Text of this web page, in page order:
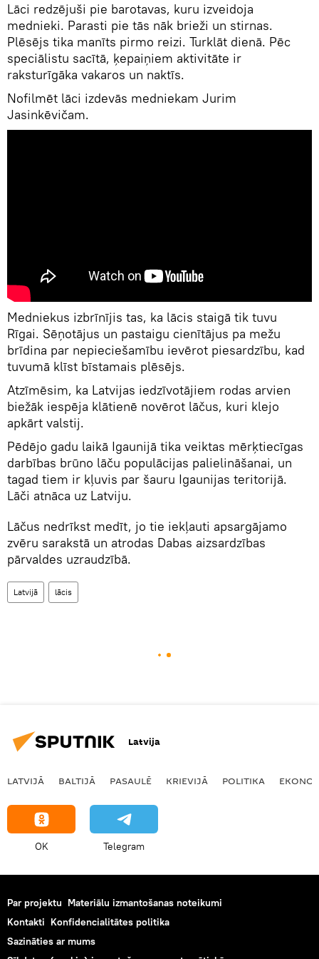
Lāci redzējuši pie barotavas, kuru izveidoja
mednieki. Parasti pie tās nāk brieži un stirnas.
Plēsējs tika manīts pirmo reizi. Turklāt dienā. Pēc
speciālistu sacītā, ķepaiņiem aktivitāte ir
raksturīgāka vakaros un naktīs.
Nofilmēt lāci izdevās medniekam Jurim
Jasinkēvičam.
Medniekus izbrīnījis tas, ka lācis staigā tik tuvu
Rīgai. Sēņotājus un pastaigu cienītājus pa mežu
brīdina par nepieciešamību ievērot piesardzību, kad
tuvumā klīst bīstamais plēsējs.
Atzīmēsim, ka Latvijas iedzīvotājiem rodas arvien
biežāk iespēja klātienē novērot lāčus, kuri klejo
apkārt valstij.
Pēdējo gadu laikā Igaunijā tika veiktas mērķtiecīgas
darbības brūno lāču populācijas palielināšanai, un
tagad tiem ir kļuvis par šauru Igaunijas teritorijā.
Lāči atnāca uz Latviju.
Lāčus nedrīkst medīt, jo tie iekļauti apsargājamo
zvēru sarakstā un atrodas Dabas aizsardzības
pārvaldes uzraudzībā.
Latvijā lācis
Latvija
LATVIJĀ BALTIJĀ PASAULĒ KRIEVIJĀ POLITIKA
OK Telegram
Par projektu Materiālu izmantošanas noteikumi
Kontakti Konfidencialitātes politika
Sazināties ar mums